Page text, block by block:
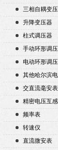
三相自耦变
升降变压器
柱式调压器
手动环形调
电动环形调
其他哈尔滨
交直流毫安表
精密电压互
频率表
转速仪
直流微安表